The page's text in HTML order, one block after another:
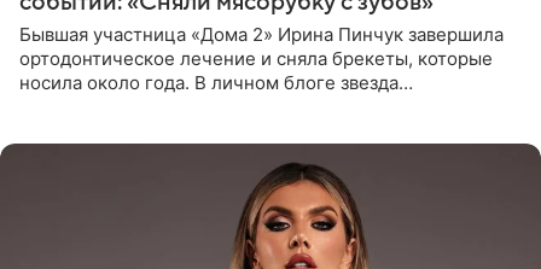
Бывшая участница «Дома 2» Ирина Пинчук завершила
ортодонтическое лечение и сняла брекеты, которые
носила около года. В личном блоге звезда